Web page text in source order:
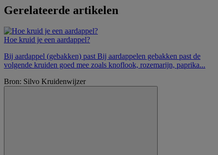
Gerelateerde artikelen
Hoe kruid je een aardappel?
Bij aardappel (gebakken) past Bij aardappelen gebakken past de
volgende kruiden goed mee zoals knoflook, rozemarijn, paprika...
Bron: Silvo Kruidenwijzer